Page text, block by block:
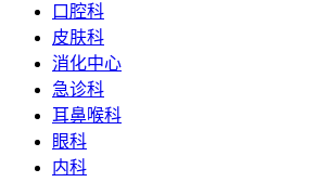
口腔科
皮肤科
消化中心
急诊科
耳鼻喉科
眼科
内科